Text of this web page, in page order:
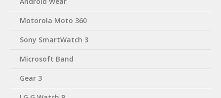
Motorola Moto 360
Sony SmartWatch 3
Microsoft Band
Gear 3